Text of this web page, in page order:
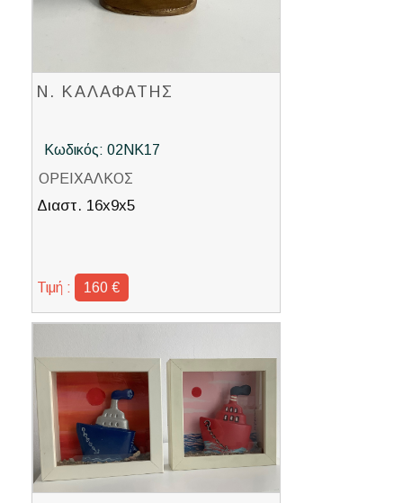
Ν. ΚΑΛΑΦΑΤΗΣ
Κωδικός: 02ΝΚ17
ΟΡΕΙΧΑΛΚΟΣ
Διαστ. 16x9x5
Τιμή : 160 €